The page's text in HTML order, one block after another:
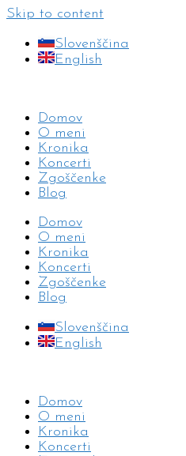
Skip to content
Slovenščina
English
Domov
O meni
Kronika
Koncerti
Zgoščenke
Blog
Domov
O meni
Kronika
Koncerti
Zgoščenke
Blog
Slovenščina
English
Domov
O meni
Kronika
Koncerti